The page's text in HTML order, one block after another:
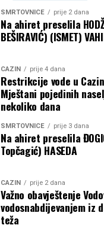
SMRTOVNICE prije 2 dana
Na ahiret preselila
BEŠIRAVIĆ) (ISMET)
CAZIN prije 4 dana
Restrikcije vode u
Mještani pojedinih
nekoliko dana
SMRTOVNICE prije 3 dana
Na ahiret preselila
Topčagić) HASEDA
CAZIN prije 2 dana
Važno obavještenje
vodosnabdijevanjem iz
teža